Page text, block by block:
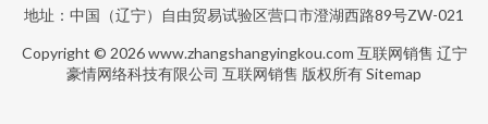
地址：中国（辽宁）自由贸易试验区营口市澄湖西路89号ZW-021
Copyright © 2026www.zhangshangyingkou.com 互联网销售 辽宁
豪情网络科技有限公司 互联网销售 版权所有Sitemap